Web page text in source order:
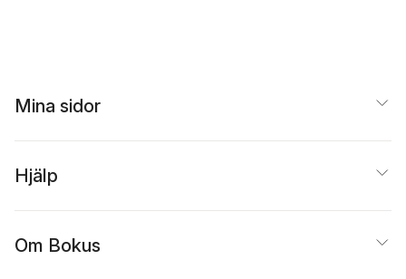
Mina sidor
Hjälp
Om Bokus